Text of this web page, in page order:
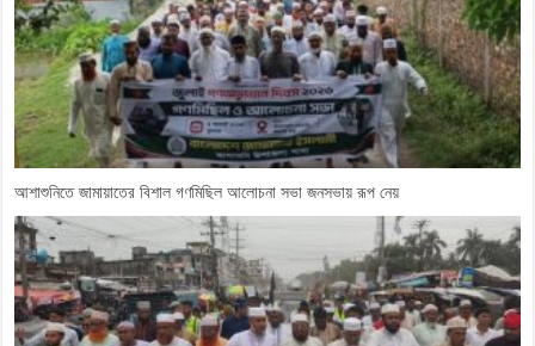
আশাশুনিতে জামায়াতের বিশাল গণমিছিল আলোচনা সভা জনসভায় রূপ নেয়